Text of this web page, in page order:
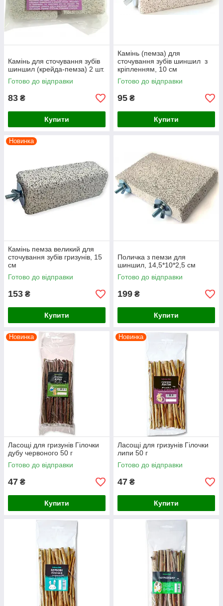
Камінь для сточування зубів
шиншил (крейда-пемза) 2 шт.
Готово до відправки
83 ₴
Купити
Камінь (пемза) для
сточування зубів шиншил з
кріпленням, 10 см
Готово до відправки
95 ₴
Купити
Новинка
Камінь пемза великий для
сточування зубів гризунів, 15
см
Готово до відправки
153 ₴
Купити
Поличка з пемзи для
шиншил, 14,5*10*2,5 см
Готово до відправки
199 ₴
Купити
Новинка
Ласощі для гризунів Гілочки
дубу червоного 50 г
Готово до відправки
47 ₴
Купити
Новинка
Ласощі для гризунів Гілочки
липи 50 г
Готово до відправки
47 ₴
Купити